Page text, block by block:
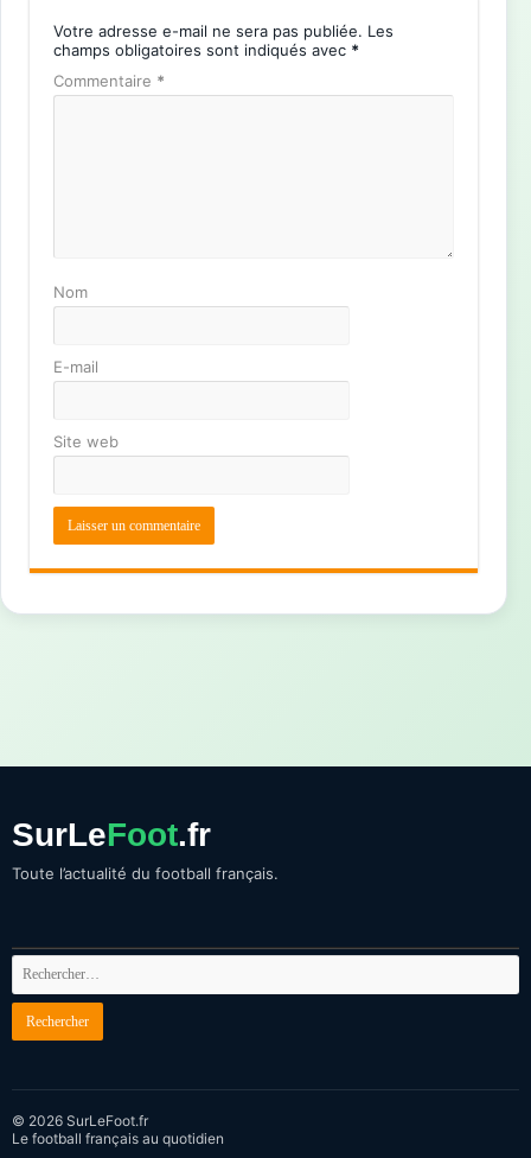
Votre adresse e-mail ne sera pas publiée. Les
champs obligatoires sont indiqués avec *
Commentaire *
Nom
E-mail
Site web
SurLeFoot.fr
Toute l’actualité du football français.
© 2026 SurLeFoot.fr
Le football français au quotidien